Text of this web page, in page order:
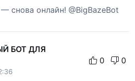
онлайн! @BigBazeBot
БОТ ДЛЯ
0 0